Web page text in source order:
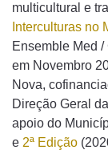
multicultural e
Interculturas no
Ensemble Med
em Novembro
Nova,
Direção Geral
apoio do
e 2ª Edição